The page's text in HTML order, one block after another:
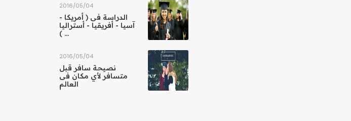
04‏/05‏/2016
الدراسة فى ( أمريكا -
آسيا - أفريقيا - أستراليا
... )
04‏/05‏/2016
نصيحة سافر قبل
متسافر لأي مكان فى
العالم